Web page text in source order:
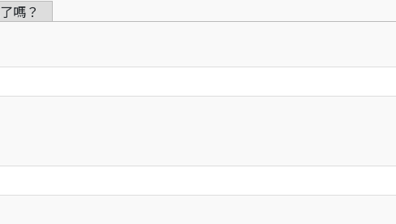
嗎？